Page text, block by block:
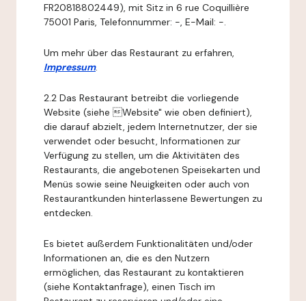
FR20818802449), mit Sitz in 6 rue Coquillière
75001 Paris, Telefonnummer: -, E-Mail: -.
Um mehr über das Restaurant zu erfahren,
Impressum.
2.2 Das Restaurant betreibt die vorliegende
Website (siehe Website" wie oben definiert),
die darauf abzielt, jedem Internetnutzer, der sie
verwendet oder besucht, Informationen zur
Verfügung zu stellen, um die Aktivitäten des
Restaurants, die angebotenen Speisekarten und
Menüs sowie seine Neuigkeiten oder auch von
Restaurantkunden hinterlassene Bewertungen zu
entdecken.
Es bietet außerdem Funktionalitäten und/oder
Informationen an, die es den Nutzern
ermöglichen, das Restaurant zu kontaktieren
(siehe Kontaktanfrage), einen Tisch im